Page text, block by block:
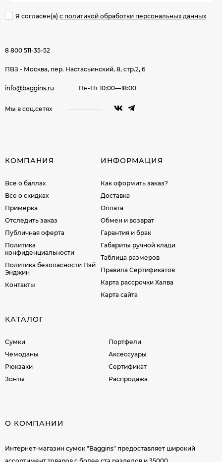
Я согласен(a) с политикой обработки персональных данных
8 800 511-35-52
ПВЗ - Москва, пер. Настасьинский, 8, стр.2, 6
info@baggins.ru Пн-Пт 10:00—18:00
Мы в соц.сетях
КОМПАНИЯ
Все о баллах
Все о скидках
Примерка
Отследить заказ
Публичная оферта
Политика
конфиденциальности
Политика безопасности Пэй
Энджин
Контакты
ИНФОРМАЦИЯ
Как оформить заказ?
Доставка
Оплата
Обмен и возврат
Гарантия и брак
Габариты ручной клади
Таблица размеров
Правила Сертификатов
Карта рассрочки Халва
Карта сайта
КАТАЛОГ
Сумки
Чемоданы
Рюкзаки
Зонты
Портфели
Аксессуары
Сертификат
Распродажа
О КОМПАНИИ
Интернет-магазин сумок "Baggins" предоставляет широкий